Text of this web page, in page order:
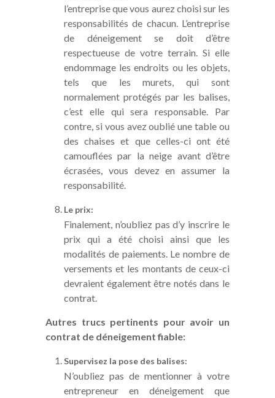
l’entreprise que vous aurez choisi sur les
responsabilités de chacun. L’entreprise
de déneigement se doit d’être
respectueuse de votre terrain. Si elle
endommage les endroits ou les objets,
tels que les murets, qui sont
normalement protégés par les balises,
c’est elle qui sera responsable. Par
contre, si vous avez oublié une table ou
des chaises et que celles-ci ont été
camouflées par la neige avant d’être
écrasées, vous devez en assumer la
responsabilité.
Le prix:
Finalement, n’oubliez pas d’y inscrire le
prix qui a été choisi ainsi que les
modalités de paiements. Le nombre de
versements et les montants de ceux-ci
devraient également être notés dans le
contrat.
Autres trucs pertinents pour avoir un
contrat de déneigement fiable:
Supervisez la pose des balises:
N’oubliez pas de mentionner à votre
entrepreneur en déneigement que